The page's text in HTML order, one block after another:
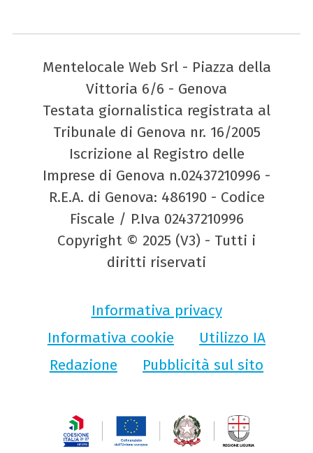
Mentelocale Web Srl - Piazza della
Vittoria 6/6 - Genova
Testata giornalistica registrata al
Tribunale di Genova nr. 16/2005
Iscrizione al Registro delle
Imprese di Genova n.02437210996 -
R.E.A. di Genova: 486190 - Codice
Fiscale / P.Iva 02437210996
Copyright © 2025 (V3) - Tutti i
diritti riservati
Informativa privacy
Informativa cookie
Utilizzo IA
Redazione
Pubblicità sul sito